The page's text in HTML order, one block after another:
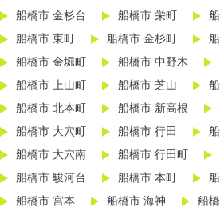
船橋市 金杉台
船橋市 栄町
船橋市 東町
船橋市 金杉町
船橋市 金堀町
船橋市 中野木
船橋市 上山町
船橋市 芝山
船橋市 北本町
船橋市 新高根
船橋市 大穴町
船橋市 行田
船橋市 大穴南
船橋市 行田町
船橋市 駿河台
船橋市 本町
船橋市 宮本
船橋市 海神 船